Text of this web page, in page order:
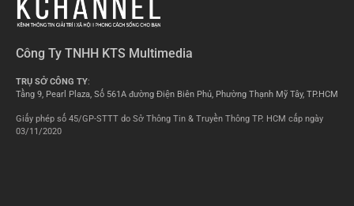
Công Ty TNHH KTS Multimedia
TRỤ SỞ CÔNG TY:
Tầng 9, Pearl Plaza, Số 561A đường Điện Biên Phủ, Phường Thạnh Mỹ Tây, TP.HCM
Giấy phép số 45/GP-STTT do Sở Thông Tin & Truyền Thông TP. HCM cấp ngày
03/11/2020